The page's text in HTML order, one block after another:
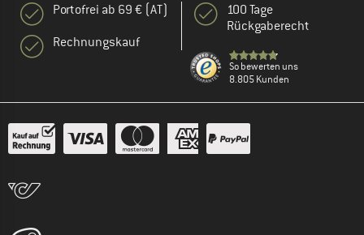
Portofrei ab 69 € (AT)
Rechnungskauf
100 Tage
Rückgaberecht
So bewerten uns
8.805 Kunden